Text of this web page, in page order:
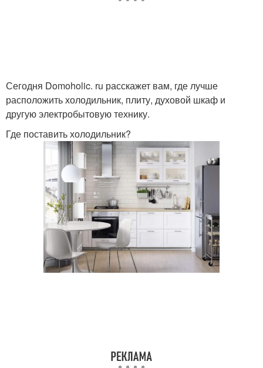
Сегодня Domoholic. ru расскажет вам, где лучше
расположить холодильник, плиту, духовой шкаф и
другую электробытовую технику.
Где поставить холодильник?